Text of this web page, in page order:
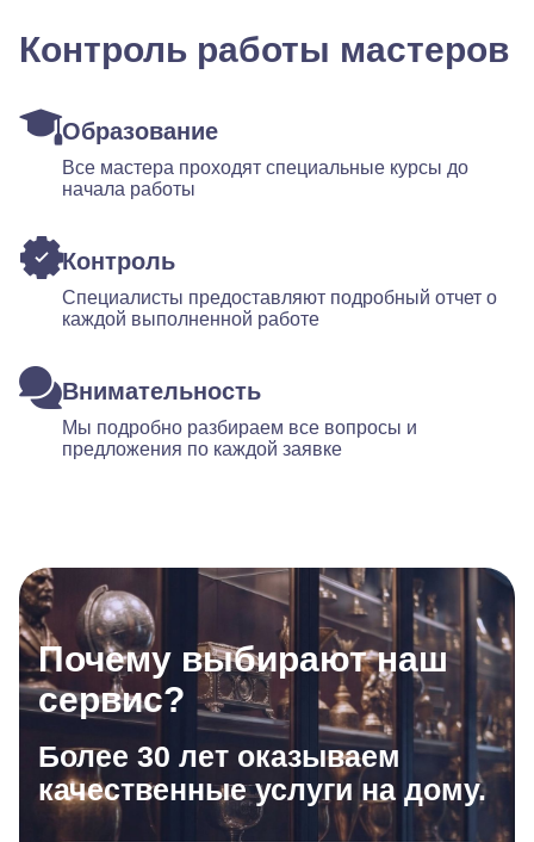
Контроль работы мастеров
Образование
Все мастера проходят специальные курсы до
начала работы
Контроль
Специалисты предоставляют подробный отчет о
каждой выполненной работе
Внимательность
Мы подробно разбираем все вопросы и
предложения по каждой заявке
Почему выбирают наш
сервис?
Более 30 лет оказываем
качественные услуги на дому.